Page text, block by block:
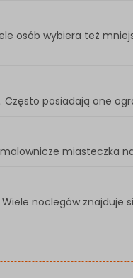
osób wybiera też
posiadają one
miasteczka
noclegów znajduje